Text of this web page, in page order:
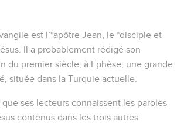
est l’*apôtre Jean, le *disciple et
Il a probablement rédigé son
du premier siècle, à Ephèse, une grande
située dans la Turquie actuelle.
que ses lecteurs connaissent les paroles
contenus dans les trois autres